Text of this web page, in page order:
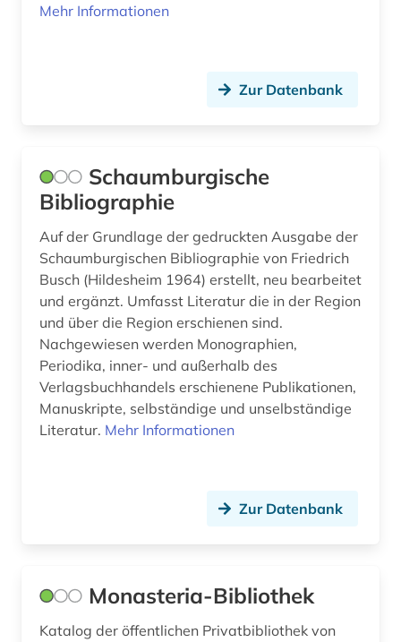
kulturerbe (1)
lagerstättenkunde (2)
landeskunde (35)
langspielplatte (1)
lateinamerika (6)
lausanne (1)
lettland (4)
lima (1)
linköping (1)
Mehr Informationen
Zur Datenbank
Schaumburgische
Bibliographie
Auf der Grundlage der gedruckten Ausgabe der
Schaumburgischen Bibliographie von Friedrich
Busch (Hildesheim 1964) erstellt, neu bearbeitet
und ergänzt. Umfasst Literatur die in der Region
und über die Region erschienen sind.
Nachgewiesen werden Monographien,
Periodika, inner- und außerhalb des
Verlagsbuchhandels erschienene Publikationen,
Manuskripte, selbständige und unselbständige
Literatur. Mehr Informationen
Zur Datenbank
Monasteria-Bibliothek
Katalog der öffentlichen Privatbibliothek von